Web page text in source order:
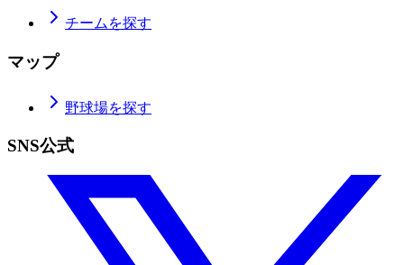
チームを探す
マップ
野球場を探す
SNS公式